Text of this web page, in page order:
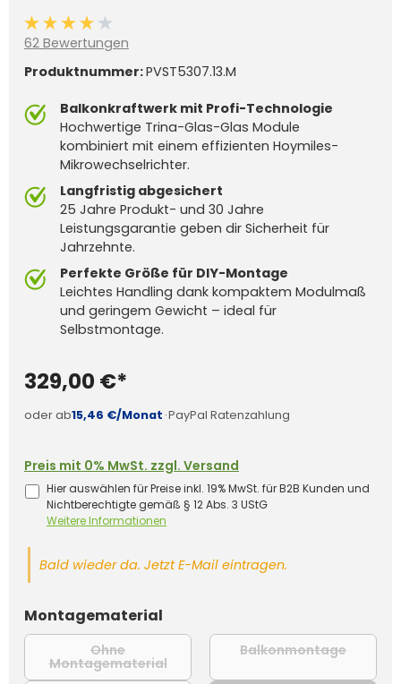
Durchschnittliche Bewertung von 4 von 5 Sternen
62 Bewertungen
Produktnummer:PVST5307.13.M
Balkonkraftwerk mit Profi-Technologie
Hochwertige Trina-Glas-Glas Module
kombiniert mit einem effizienten Hoymiles-
Mikrowechselrichter.
Langfristig abgesichert
25 Jahre Produkt- und 30 Jahre
Leistungsgarantie geben dir Sicherheit für
Jahrzehnte.
Perfekte Größe für DIY-Montage
Leichtes Handling dank kompaktem Modulmaß
und geringem Gewicht – ideal für
Selbstmontage.
329,00 €*
oder ab15,46 €/Monat ·PayPal Ratenzahlung
Preis mit 0% MwSt. zzgl. Versand
Hier auswählen für Preise inkl. 19% MwSt. für B2B Kunden und
Nichtberechtigte gemäß § 12 Abs. 3 UStG
Weitere Informationen
Bald wieder da. Jetzt E-Mail eintragen.
Montagematerial
Ohne
Montagematerial(Diese Option ist zurzeit nicht
Balkonmontage(Diese